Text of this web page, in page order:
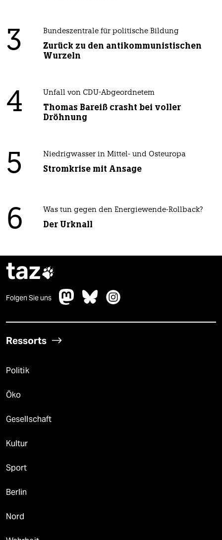
3 Bundeszentrale für politische Bildung
Zurück zu den antikommunistischen
Wurzeln
4 Unfall von CDU-Abgeordnetem
Thomas Bareiß crasht bei voller
Dröhnung
5 Niedrigwasser in Mittel- und Osteuropa
Stromkrise mit Ansage
6 Was tun gegen den Energiewende-Rollback?
Der Urknall
taz
Folgen Sie uns
Ressorts
Politik
Öko
Gesellschaft
Kultur
Sport
Berlin
Nord